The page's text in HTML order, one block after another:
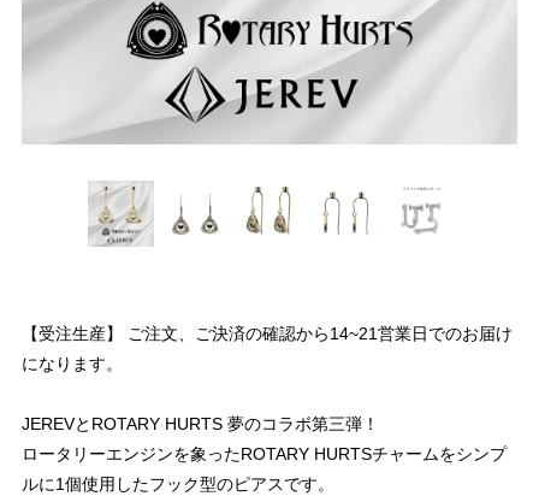
【受注生産】 ご注文、ご決済の確認から14~21営業日でのお届け
になります。
JEREVとROTARY HURTS 夢のコラボ第三弾！
ロータリーエンジンを象ったROTARY HURTSチャームをシンプ
ルに1個使用したフック型のピアスです。